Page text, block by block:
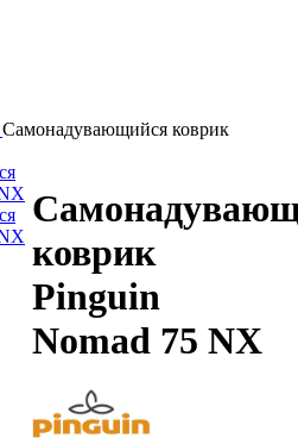
Самонадувающийся коврик
коврик
Pinguin
Nomad 75 NX